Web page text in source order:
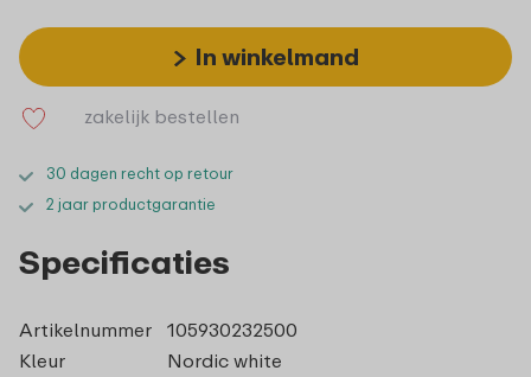
In winkelmand
zakelijk bestellen
30 dagen recht op retour
2 jaar productgarantie
Specificaties
Artikelnummer
105930232500
Kleur
Nordic white